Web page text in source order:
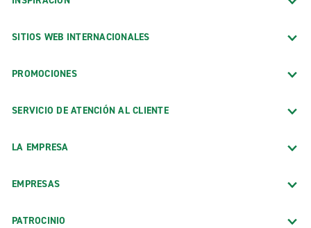
SITIOS WEB INTERNACIONALES
PROMOCIONES
SERVICIO DE ATENCIÓN AL CLIENTE
LA EMPRESA
EMPRESAS
PATROCINIO